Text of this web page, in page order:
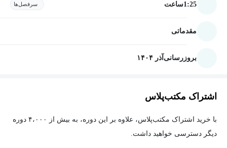
1:25ساعت سرفصل‌ها
مقدماتی
بروزرسانی آذر ۱۴۰۴
اشتراک مکتب‌پلاس
با خرید اشتراک مکتب‌پلاس، علاوه بر این دوره، به بیش از ۴،۰۰۰ دوره
دیگر دسترسی خواهید داشت.